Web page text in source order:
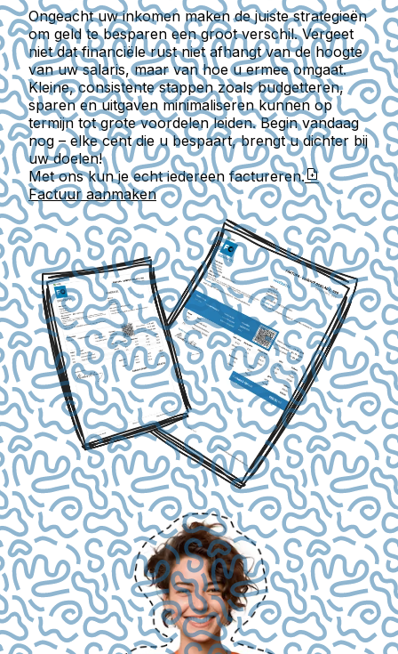
Ongeacht uw inkomen maken de juiste strategieën
om geld te besparen een groot verschil. Vergeet
niet dat financiële rust niet afhangt van de hoogte
van uw salaris, maar van hoe u ermee omgaat.
Kleine, consistente stappen zoals budgetteren,
sparen en uitgaven minimaliseren kunnen op
termijn tot grote voordelen leiden. Begin vandaag
nog – elke cent die u bespaart, brengt u dichter bij
uw doelen!
Met ons kun je echt iedereen factureren.
Factuur aanmaken